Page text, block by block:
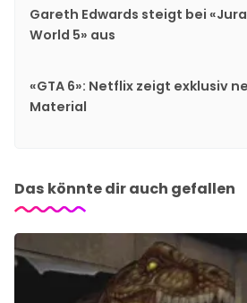
Gareth Edwards steigt bei
World 5» aus
«GTA 6»: Netflix zeigt exklusiv
Material
Das könnte dir auch gefallen